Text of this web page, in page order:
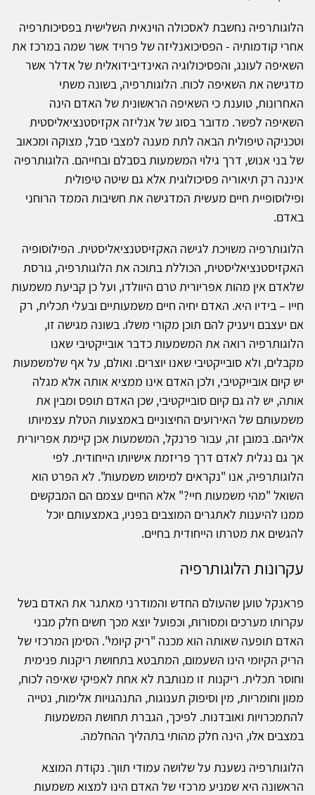
הלוגותרפיה נחשבת לאסכולה הוינאית השלישית בפסיכותרפיה
אחרי קודמותיה - הפסיכואנליזה של פרויד אשר שמה במרכז את
השאיפה לעונג, והפסיכולוגיה האינדיבידואלית של אדלר אשר
מדגישה את השאיפה לכוח. הלוגותרפיה, בשונה משתי
האחרונות, טוענת כי השאיפה הראשונית של האדם הינה
השאיפה לפשר. מדובר בסוג של אנליזה אקזיסטנציאליסטית
וטכניקה טיפולית הבאה לתת מענה למצבי סבל, מצוקה ומכאוב
של בני אנוש, דרך גילוי המשמעות בסבלם ובחייהם. הלוגותרפיה
איננה רק תיאוריה פסיכולוגית אלא גם שיטה טיפולית
ופילוסופיית חיים מעשית המדגישה את חשיבות הממד הרוחני
באדם.
הלוגותרפיה משויכת לגישה האקזיסטנציאליסטית. הפילוסופיה
האקזיסטנציאליסטית, הכוללת בתוכה את הלוגותרפיה, גורסת
שלאדם אין מהות אפריורית טרם היוולדו, ועל כן קביעת משמעות
חייו – בידיו היא. האדם יחיה חיים משמעותיים ובעלי תכלית, רק
אם יעצבם ויעניק להם תוכן מקורי משלו. בשונה מגישה זו,
הלוגותרפיה רואה את המשמעות כדבר אובייקטיבי שאנו
מקבלים, ולא סובייקטיבי שאנו יוצרים. ואולם, על אף שלמשמעות
יש קיום אובייקטיבי, ולכן האדם אינו ממציא אותה אלא מגלה
אותה, יש לה גם קיום סובייקטיבי, שכן האדם תופס ומבין את
משמעותם של האירועים החיצוניים באמצעות הטלת עצמיותו
אליהם. במובן זה, עבור פרנקל, המשמעות אכן קיימת אפריורית
אך גם נגלית לאדם דרך פריזמת אישיותו הייחודית. לפי
הלוגותרפיה, אנו "נקראים למימוש משמעות". לא הפרט הוא
השואל "מהי משמעות חיי?" אלא החיים עצמם הם המבקשים
ממנו להיענות לאתגרים המוצבים בפניו, באמצעותם יוכל
להגשים את מטרתו הייחודית בחיים.
עקרונות הלוגותרפיה
פראנקל טוען שהעולם החדש והמודרני מאתגר את האדם בשל
עקרותו מערכים ומסורות, וכפועל יוצא מכך חשים חלק מבני
האדם תופעה שאותה הוא מכנה "ריק קיומי". הסימן המרכזי של
הריק הקיומי הינו השעמום, המתבטא בתחושת ריקנות פנימית
וחוסר תכלית. ריקנות זו מנותבת לא אחת לאפיקי שאיפה לכוח,
ממון וחומריות, מין וסיפוק תענוגות, התנהגויות אלימות, נטייה
להתמכרויות ואובדנות. לפיכך, הגברת תחושת המשמעות
במצבים אלו, הינה חלק מהותי בתהליך ההחלמה.
הלוגותרפיה נשענת על שלושה עמודי תווך. נקודת המוצא
הראשונה היא שמניע מרכזי של האדם הינו למצוא משמעות